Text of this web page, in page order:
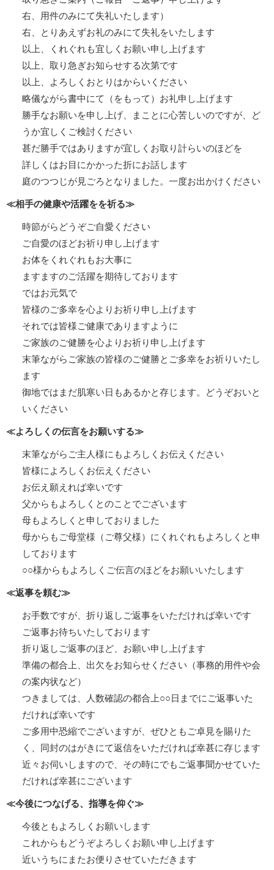
右、用件のみにて失礼いたします）
右、とりあえずお礼のみにて失礼をいたします
以上、くれぐれも宜しくお願い申し上げます
以上、取り急ぎお知らせする次第です
以上、よろしくおとりはからいください
略儀ながら書中にて（をもって）お礼申し上げます
勝手なお願いを申し上げ、まことに心苦しいのですが、ど
うか宜しくご検討ください
甚だ勝手ではありますが宜しくお取り計らいのほどを
詳しくはお目にかかった折にお話します
庭のつつじが見ごろとなりました。一度お出かけください
≪相手の健康や活躍をを祈る≫
時節がらどうぞご自愛ください
ご自愛のほどお祈り申し上げます
お体をくれぐれもお大事に
ますますのご活躍を期待しております
ではお元気で
皆様のご多幸を心よりお祈り申し上げます
それでは皆様ご健康でありますように
ご家族のご健勝を心よりお祈り申し上げます
末筆ながらご家族の皆様のご健勝とご多幸をお祈りいたし
ます
御地ではまだ肌寒い日もあるかと存じます。どうぞおいと
いください
≪よろしくの伝言をお願いする≫
末筆ながらご主人様にもよろしくお伝えください
皆様によろしくお伝えください
お伝え願えれば幸いです
父からもよろしくとのことでございます
母もよろしくと申しておりました
母からもご母堂様（ご尊父様）にくれぐれもよろしくと申
しております
○○様からもよろしくご伝言のほどをお願いいたします
≪返事を頼む≫
お手数ですが、折り返しご返事をいただければ幸いです
ご返事お待ちいたしております
折り返しご返事のほど、お願い申し上げます
準備の都合上、出欠をお知らせください（事務的用件や会
の案内状など）
つきましては、人数確認の都合上○○日までにご返事いた
だければ幸いです
ご多用中恐縮でございますが、ぜひともご卓見を賜りた
く、同封のはがきにて返信をいただければ幸甚に存じます
近々お伺いしますので、その時にでもご返事聞かせていた
だければ幸甚にございます
≪今後につなげる、指導を仰ぐ≫
今後ともよろしくお願いします
これからもどうぞよろしくお願い申し上げます
近いうちにまたお便りさせていただきます